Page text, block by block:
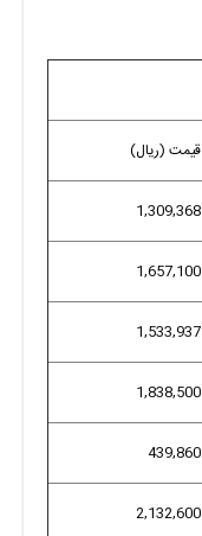
قیمت (ریال)
1,309,368
1,657,100
1,533,937
1,838,500
439,860
2,132,600